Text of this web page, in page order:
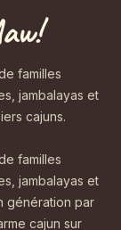
familles
jambalayas et
cajuns.
familles
jambalayas et
génération par
cajun sur